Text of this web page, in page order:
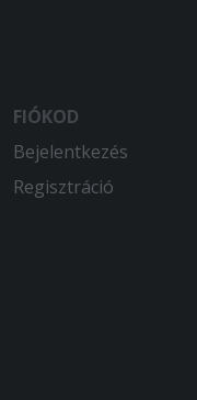
FIÓKOD
Bejelentkezés
Regisztráció